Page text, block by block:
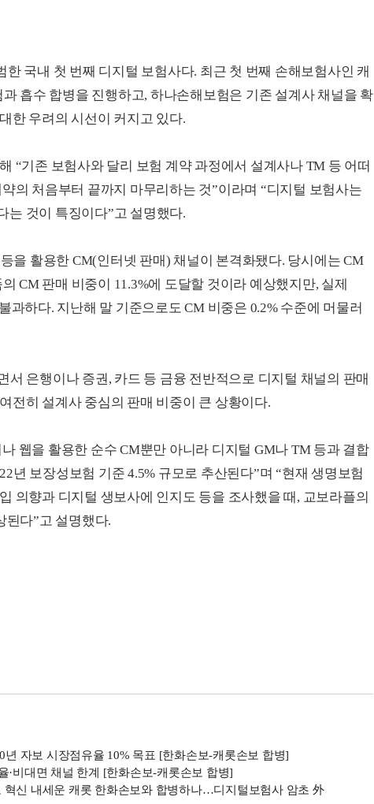
국내 첫 번째 디지털 보험사다. 최근 첫 번째 손해보험사인 캐
흡수 합병을 진행하고, 하나손해보험은 기존 설계사 채널을 확
한 우려의 시선이 커지고 있다.
“기존 보험사와 달리 보험 계약 과정에서 설계사나 TM 등 어떠
의 처음부터 끝까지 마무리하는 것”이라며 “디지털 보험사는
는 것이 특징이다”고 설명했다.
을 활용한 CM(인터넷 판매) 채널이 본격화됐다. 당시에는 CM
CM 판매 비중이 11.3%에 도달할 것이라 예상했지만, 실제
과하다. 지난해 말 기준으로도 CM 비중은 0.2% 수준에 머물러
서 은행이나 증권, 카드 등 금융 전반적으로 디지털 채널의 판매
전히 설계사 중심의 판매 비중이 큰 상황이다.
웹을 활용한 순수 CM뿐만 아니라 디지털 GM나 TM 등과 결합
년 보장성보험 기준 4.5% 규모로 추산된다”며 “현재 생명보험
의향과 디지털 생보사에 인지도 등을 조사했을 때, 교보라플의
된다”고 설명했다.
자보 시장점유율 10% 목표 [한화손보-캐롯손보 합병]
비대면 채널 한계 [한화손보-캐롯손보 합병]
신 내세운 캐롯 한화손보와 합병하나…디지털보험사 암초 外